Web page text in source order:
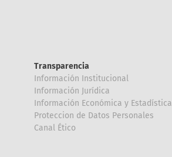
Transparencia
Información Institucional
Información Jurídica
Información Económica y Estadística
Proteccion de Datos Personales
Canal Ético